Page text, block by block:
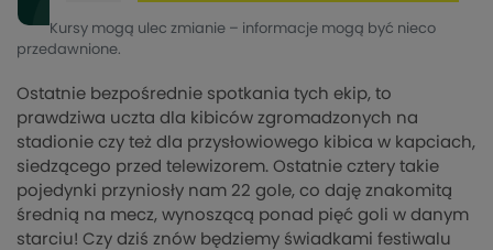
Kursy mogą ulec zmianie – informacje mogą być nieco
przedawnione.
Ostatnie bezpośrednie spotkania tych ekip, to
prawdziwa uczta dla kibiców zgromadzonych na
stadionie czy też dla przysłowiowego kibica w kapciach,
siedzącego przed telewizorem. Ostatnie cztery takie
pojedynki przyniosły nam 22 gole, co daję znakomitą
średnią na mecz, wynoszącą ponad pięć goli w danym
starciu! Czy dziś znów będziemy świadkami festiwalu